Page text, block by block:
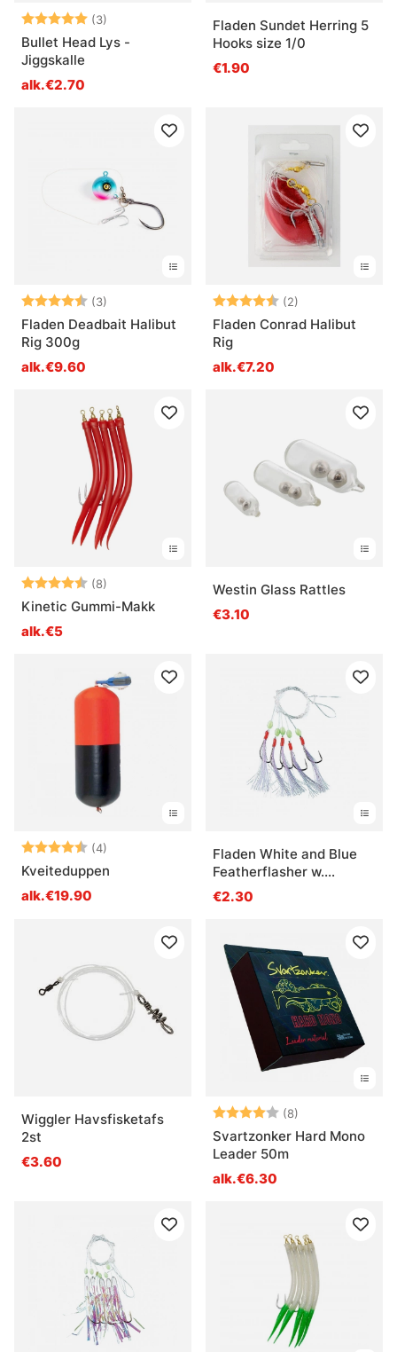
Arvio: (3)
5.0 5:sta tähdestä
Bullet Head Lys -
Jiggskalle
alk.€2.70
Fladen Sundet Herring 5
Hooks size 1/0
€1.90
Arvio: (3)
4.7 5:sta tähdestä
Fladen Deadbait Halibut
Rig 300g
alk.€9.60
Arvio: (2)
Fladen Conrad Halibut
Rig
alk.€7.20
Arvio: (8)
4.6 5:sta tähdestä
Kinetic Gummi-Makk
alk.€5
Westin Glass Rattles
€3.10
Arvio: (4)
4.8 5:sta tähdestä
Kveiteduppen
alk.€19.90
Fladen White and Blue
Featherflasher w.
glowing balls
€2.30
Wiggler Havsfisketafs
2st
€3.60
Arvio: (8)
Svartzonker Hard Mono
Leader 50m
alk.€6.30